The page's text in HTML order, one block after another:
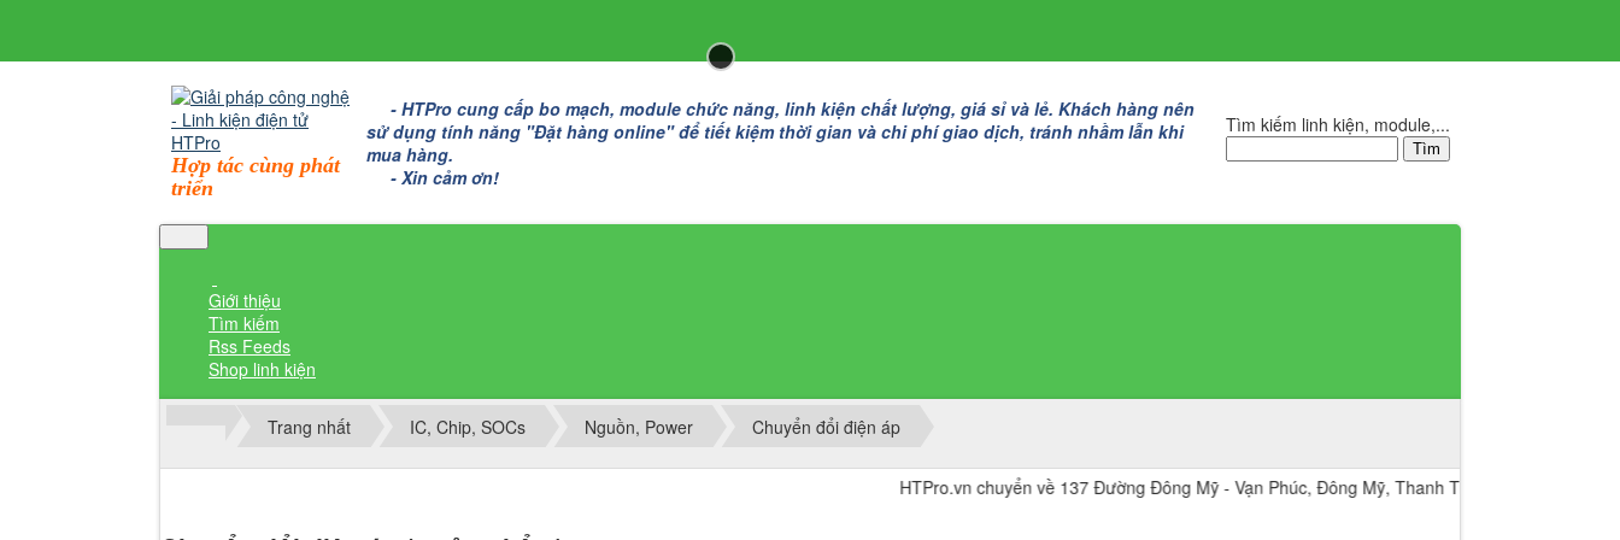
Hợp tác cùng phát
triển
- HTPro cung cấp bo mạch, module chức năng, linh kiện chất lượng, giá sỉ và lẻ. Khách hàng nên
sử dụng tính năng "Đặt hàng online" để tiết kiệm thời gian và chi phí giao dịch, tránh nhầm lẫn khi
mua hàng.
- Xin cảm ơn!
Tìm kiếm linh kiện, module,...
Giới thiệu
Tìm kiếm
Rss Feeds
Shop linh kiện
Trang nhất IC, Chip, SOCs Nguồn, Power Chuyển đổi điện áp
HTPro.vn chuyển về 137 Đường Đông Mỹ - Vạn Phúc, Đông Mỹ, Thanh Trì, Hà Nội.
Thành viên đăng nhập